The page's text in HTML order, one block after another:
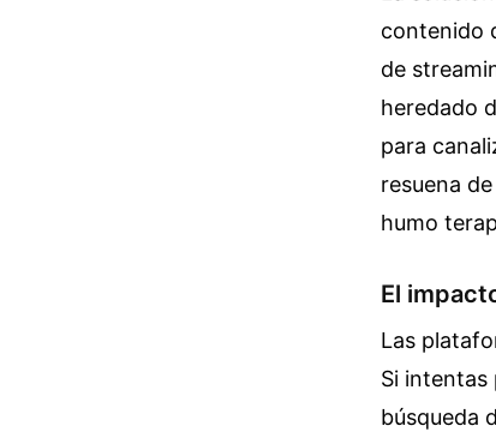
contenido
de
heredado
para
resuena
humo
El
Las
Si intentas
búsqueda